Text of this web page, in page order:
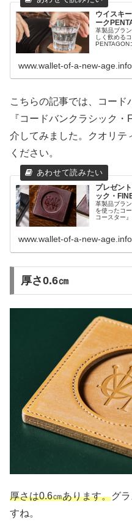
ウイスキ
ーク
革製品ブラ
しく飲める
PENTAGON
で美味しい
www.wallet-of-a-new-age.info
こちらの記事では、コード
『コードバンクラシック
介してみました。クオリテ
ください。
プレゼン
ック・
革製品ブラ
を使ったコ
コースター
www.wallet-of-a-new-age.info
厚さ0.6㎝
厚さは0.6㎝あります。グ
すね。